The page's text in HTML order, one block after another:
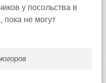
у посольства в
не могут